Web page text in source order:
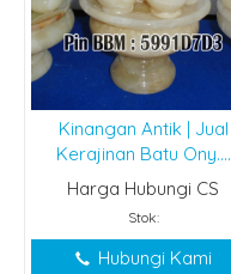
Kinangan Antik | Jual
Kerajinan Batu Ony....
Harga Hubungi CS
Stok:
Hubungi Kami